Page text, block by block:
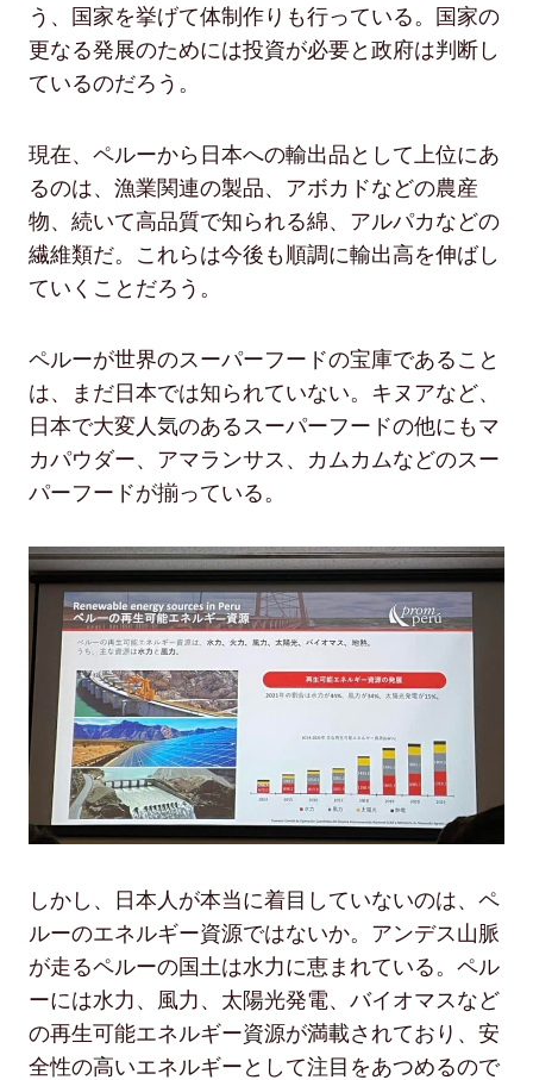
う、国家を挙げて体制作りも行っている。国家の
更なる発展のためには投資が必要と政府は判断し
ているのだろう。
現在、ペルーから日本への輸出品として上位にあ
るのは、漁業関連の製品、アボカドなどの農産
物、続いて高品質で知られる綿、アルパカなどの
繊維類だ。これらは今後も順調に輸出高を伸ばし
ていくことだろう。
ペルーが世界のスーパーフードの宝庫であること
は、まだ日本では知られていない。キヌアなど、
日本で大変人気のあるスーパーフードの他にもマ
カパウダー、アマランサス、カムカムなどのスー
パーフードが揃っている。
しかし、日本人が本当に着目していないのは、ペ
ルーのエネルギー資源ではないか。アンデス山脈
が走るペルーの国土は水力に恵まれている。ペル
ーには水力、風力、太陽光発電、バイオマスなど
の再生可能エネルギー資源が満載されており、安
全性の高いエネルギーとして注目をあつめるので